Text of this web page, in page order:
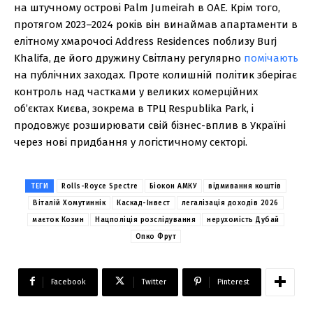
на штучному острові Palm Jumeirah в ОАЕ. Крім того,
протягом 2023–2024 років він винаймав апартаменти в
елітному хмарочосі Address Residences поблизу Burj
Khalifa, де його дружину Світлану регулярно помічають
на публічних заходах. Проте колишній політик зберігає
контроль над частками у великих комерційних
об’єктах Києва, зокрема в ТРЦ Respublika Park, і
продовжує розширювати свій бізнес-вплив в Україні
через нові придбання у логістичному секторі.
ТЕГИ Rolls-Royce Spectre Біокон АМКУ
відмивання коштів
Віталій Хомутиннік
Каскад-Інвест
легалізація доходів 2026
маєток Козин
Нацполіція розслідування
нерухомість Дубай
Опко Фрут
Facebook Twitter Pinterest